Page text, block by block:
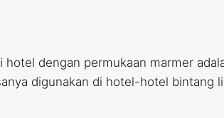
dengan permukaan marmer
digunakan di hotel-hotel bintang